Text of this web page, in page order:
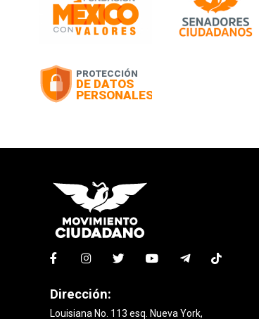
Dirección:
Louisiana No. 113 esq. Nueva York,